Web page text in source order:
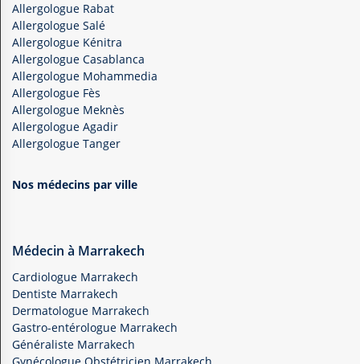
Allergologue Rabat
Allergologue Salé
Allergologue Kénitra
Allergologue Casablanca
Allergologue Mohammedia
Allergologue Fès
Allergologue Meknès
Allergologue Agadir
Allergologue Tanger
Nos médecins par ville
Médecin à Marrakech
Cardiologue Marrakech
Dentiste Marrakech
Dermatologue Marrakech
Gastro-entérologue Marrakech
Généraliste Marrakech